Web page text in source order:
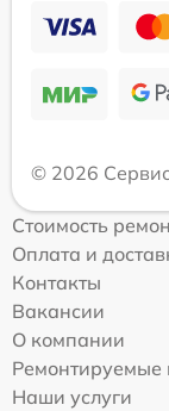
© 2026
Стоимость
Оплата и
Контакты
Вакансии
О компании
Ремонтируемые
Наши услуги